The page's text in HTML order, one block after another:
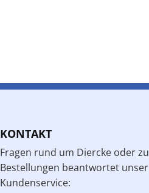
KONTAKT
Fragen rund um Diercke oder zu
Bestellungen beantwortet unser
Kundenservice: